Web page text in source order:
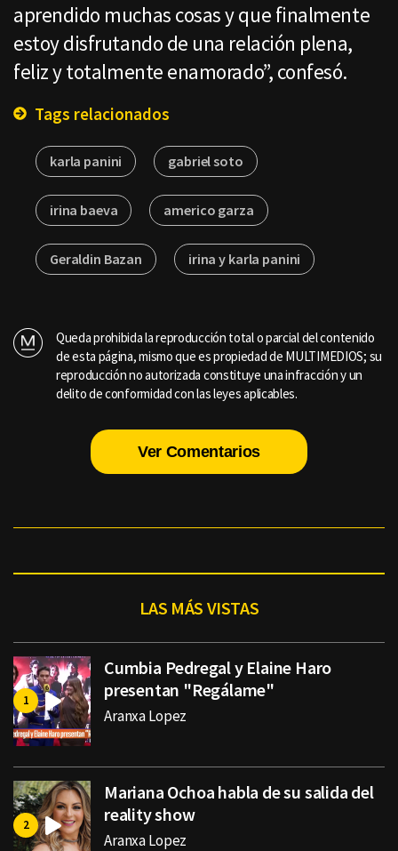
aprendido muchas cosas y que finalmente
estoy disfrutando de una relación plena,
feliz y totalmente enamorado”, confesó.
Tags relacionados
karla panini gabriel soto
irina baeva americo garza
Geraldin Bazan irina y karla panini
Queda prohibida la reproducción total o parcial del contenido
de esta página, mismo que es propiedad de MULTIMEDIOS; su
reproducción no autorizada constituye una infracción y un
delito de conformidad con las leyes aplicables.
Ver Comentarios
LAS MÁS VISTAS
Cumbia Pedregal y Elaine Haro
presentan "Regálame"
Aranxa Lopez
Mariana Ochoa habla de su salida del
reality show
Aranxa Lopez